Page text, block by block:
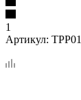
1
Артикул: